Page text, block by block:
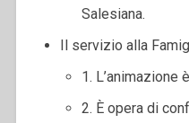
Salesiana.
Il servizio alla
1. L’animazione
2. È opera di